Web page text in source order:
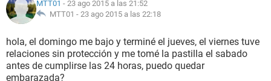
NUTRICIÓN
BIENESTAR
SEXUALIDAD
MTT01 - 23 ago 2015 a las 21:52
MTT01 - 23 ago 2015 a las 22:18
hola, el domingo me bajo y terminé el jueves, el viernes tuve
relaciones sin protección y me tomé la pastilla el sabado
antes de cumplirse las 24 horas, puedo quedar
embarazada?